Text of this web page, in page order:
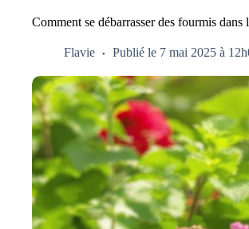
Comment se débarrasser des fourmis
Flavie Publié le 7 mai 2025 à